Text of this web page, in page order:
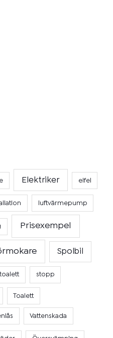
Elektriker elfel
luftvärmepump
Prisexempel
Spolbil
stopp
Toalett
Vattenskada